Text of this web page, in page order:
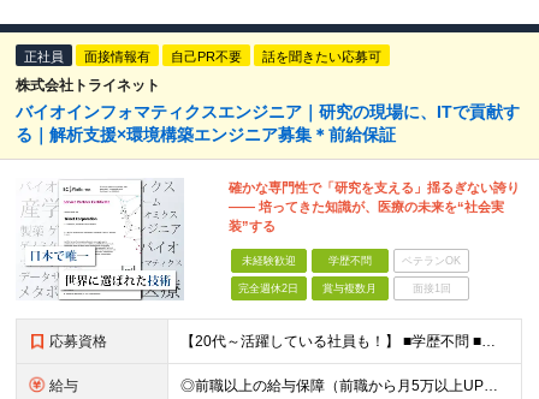
正社員 面接情報有 自己PR不要 話を聞きたい応募可
株式会社トライネット
バイオインフォマティクスエンジニア｜研究の現場に、ITで貢献す
る｜解析支援×環境構築エンジニア募集＊前給保証
確かな専門性で「研究を支える」揺るぎない誇り
―― 培ってきた知識が、医療の未来を“社会実
装”する
未経験歓迎 学歴不問 ベテランOK
完全週休2日 賞与複数月 面接1回
応募資格 【20代～活躍している社員も！】 ■学歴不問 ■以下のいずれかの専門知識をお持ちの方 ・バイオインフォマティクス ・メディカルインフォマティクス ・医療／ライフサイエンス ◎下記へ興味のある方も大歓
給与 ◎前職以上の給与保障（前職から月5万以上UPの実例複数あり） ■想定年収500～1000万円（月給制もしくは年俸制にて選択可） ■月給35万円～＋賞与（給与制／メンバーのみ）＋業績賞与（15期以上連続